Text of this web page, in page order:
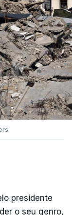
presidente
o seu genro,